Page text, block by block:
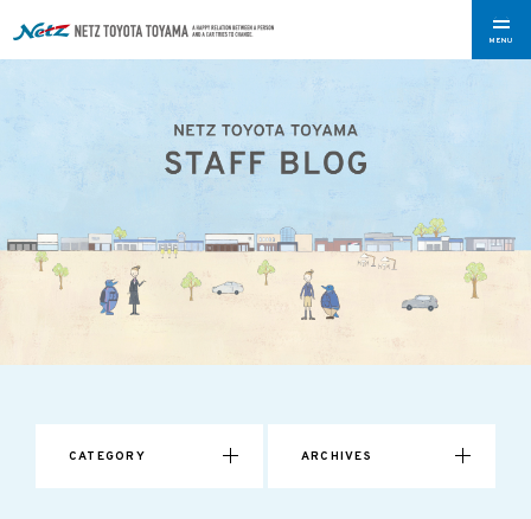
MENU
CATEGORY ARCHIVES